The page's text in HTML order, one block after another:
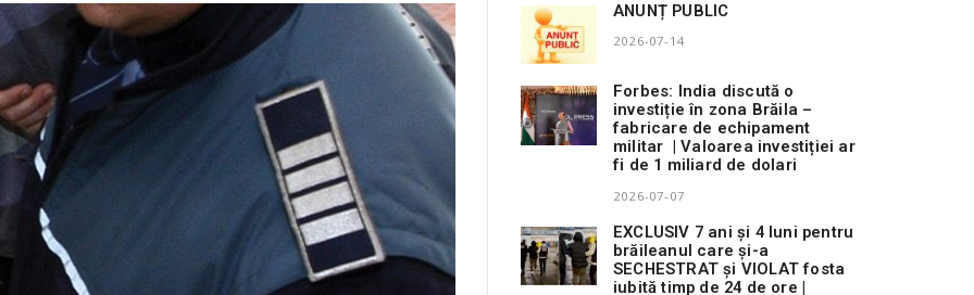
ANUNȚ PUBLIC
2026-07-14
Forbes: India discută o
investiție în zona Brăila –
fabricare de echipament
militar | Valoarea investiției ar
fi de 1 miliard de dolari
2026-07-07
EXCLUSIV 7 ani și 4 luni pentru
brăileanul care și-a
SECHESTRAT și VIOLAT fosta
iubită timp de 24 de ore |